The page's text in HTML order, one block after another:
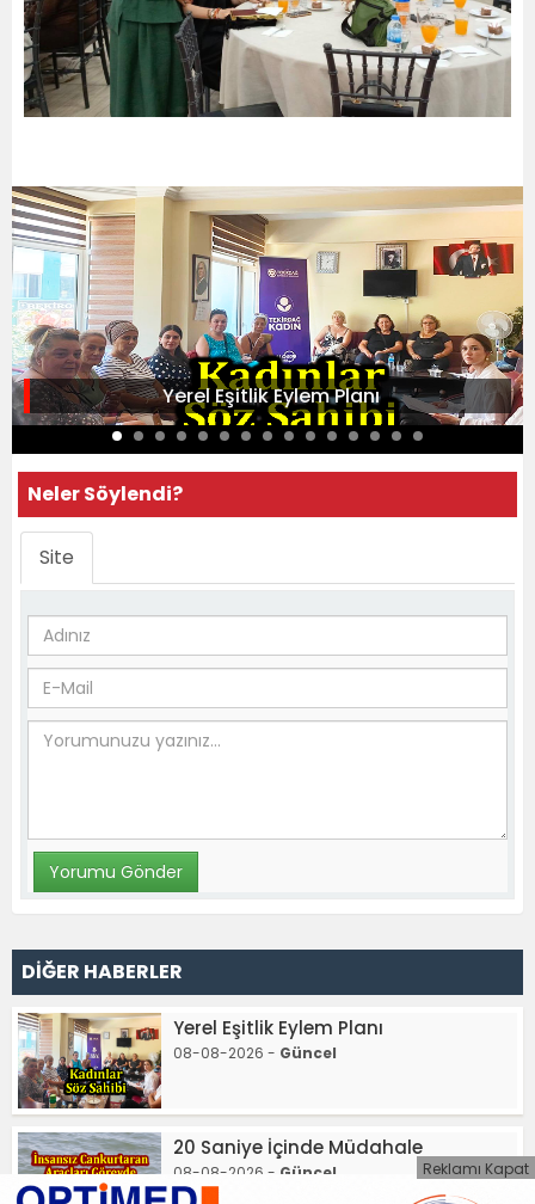
Yerel Eşitlik Eylem Planı
Neler Söylendi?
Site
DİĞER HABERLER
Yerel Eşitlik Eylem Planı
08-08-2026 - Güncel
20 Saniye İçinde Müdahale
08-08-2026 - Güncel Reklamı Kapat